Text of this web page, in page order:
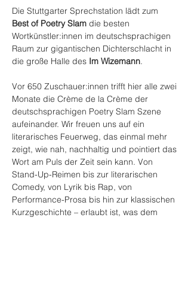
Die Stuttgarter Sprechstation lädt zum
Best of Poetry Slam die besten
Wortkünstler:innen im deutschsprachigen
Raum zur gigantischen Dichterschlacht in
die große Halle des Im Wizemann.
Vor 650 Zuschauer:innen trifft hier alle zwei
Monate die Crème de la Crème der
deutschsprachigen Poetry Slam Szene
aufeinander. Wir freuen uns auf ein
literarisches Feuerweg, das einmal mehr
zeigt, wie nah, nachhaltig und pointiert das
Wort am Puls der Zeit sein kann. Von
Stand-Up-Reimen bis zur literarischen
Comedy, von Lyrik bis Rap, von
Performance-Prosa bis hin zur klassischen
Kurzgeschichte – erlaubt ist, was dem